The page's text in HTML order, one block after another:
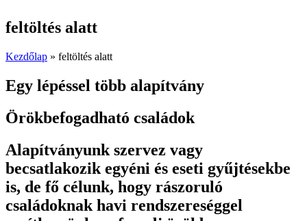
feltöltés alatt
Kezdőlap » feltöltés alatt
Egy lépéssel több alapítvány
Örökbefogadható családok
Alapítványunk szervez vagy
becsatlakozik egyéni és eseti gyűjtésekbe
is, de fő célunk, hogy rászoruló
családoknak havi rendszereséggel